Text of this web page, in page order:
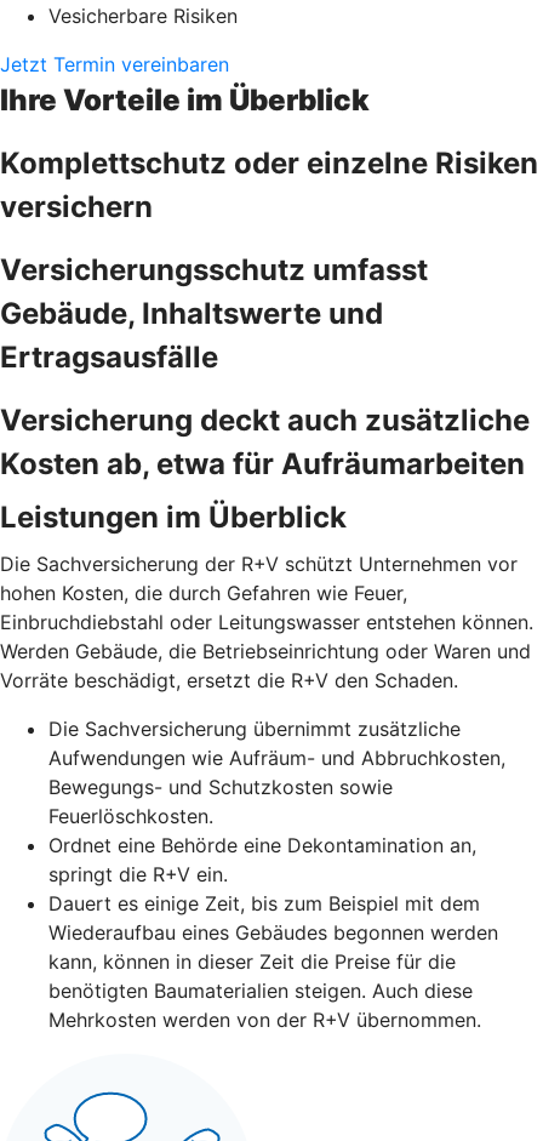
Vesicherbare Risiken
Jetzt Termin vereinbaren
Ihre Vorteile im Überblick
Komplettschutz oder einzelne Risiken
versichern
Versicherungsschutz umfasst
Gebäude, Inhaltswerte und
Ertragsausfälle
Versicherung deckt auch zusätzliche
Kosten ab, etwa für Aufräumarbeiten
Leistungen im Überblick
Die Sachversicherung der R+V schützt Unternehmen vor
hohen Kosten, die durch Gefahren wie Feuer,
Einbruchdiebstahl oder Leitungswasser entstehen können.
Werden Gebäude, die Betriebseinrichtung oder Waren und
Vorräte beschädigt, ersetzt die R+V den Schaden.
Die Sachversicherung übernimmt zusätzliche
Aufwendungen wie Aufräum- und Abbruchkosten,
Bewegungs- und Schutzkosten sowie
Feuerlöschkosten.
Ordnet eine Behörde eine Dekontamination an,
springt die R+V ein.
Dauert es einige Zeit, bis zum Beispiel mit dem
Wiederaufbau eines Gebäudes begonnen werden
kann, können in dieser Zeit die Preise für die
benötigten Baumaterialien steigen. Auch diese
Mehrkosten werden von der R+V übernommen.